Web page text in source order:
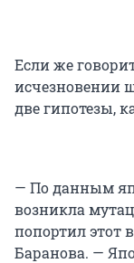
Если же
исчезновении
две гипотезы,
— По данным
возникла
попортил этот
Баранова. —